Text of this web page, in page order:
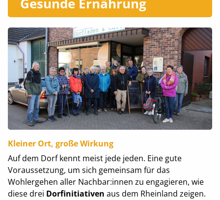
Gesunde Ernährung
Kleiner Ort, große Wirkung
Auf dem Dorf kennt meist jede jeden. Eine gute
Voraussetzung, um sich gemeinsam für das
Wohlergehen aller Nachbar:innen zu engagieren, wie
diese drei Dorfinitiativen aus dem Rheinland zeigen.